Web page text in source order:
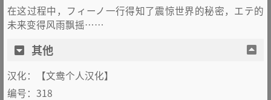
在这过程中，フィーノ一行得知了震惊世界的秘密，エテ的
未来变得风雨飘摇……
其他
汉化：【文鸯个人汉化】
编号：318